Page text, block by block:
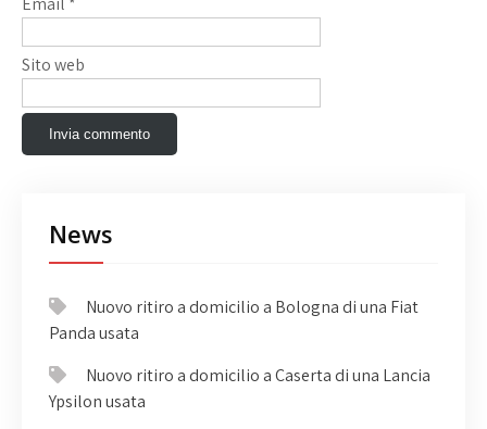
Sito web
News
Nuovo ritiro a domicilio a Bologna di una Fiat
Panda usata
Nuovo ritiro a domicilio a Caserta di una Lancia
Ypsilon usata